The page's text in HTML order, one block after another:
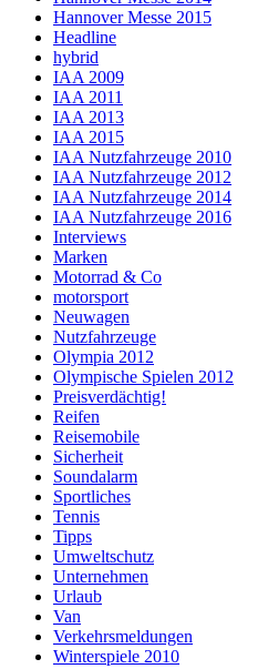
Hannover Messe 2015
Headline
hybrid
IAA 2009
IAA 2011
IAA 2013
IAA 2015
IAA Nutzfahrzeuge 2010
IAA Nutzfahrzeuge 2012
IAA Nutzfahrzeuge 2014
IAA Nutzfahrzeuge 2016
Interviews
Marken
Motorrad & Co
motorsport
Neuwagen
Nutzfahrzeuge
Olympia 2012
Olympische Spielen 2012
Preisverdächtig!
Reifen
Reisemobile
Sicherheit
Soundalarm
Sportliches
Tennis
Tipps
Umweltschutz
Unternehmen
Urlaub
Van
Verkehrsmeldungen
Winterspiele 2010